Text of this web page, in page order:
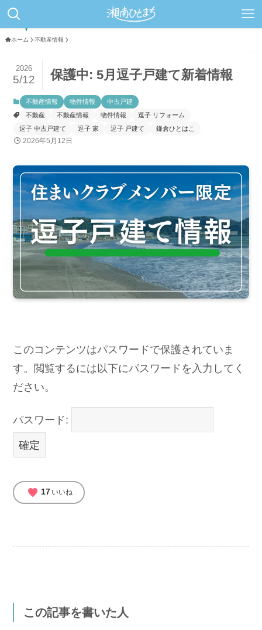
ホーム 不動産情報
保護中: 5月逗子戸建て新着情報
2026
5/12
不動産情報 物件情報
中古戸建
不動産
不動産情報 物件情報
逗子 リフォーム
逗子 中古戸建て
逗子 家 逗子 戸建て 鎌倉ひとはこ
2026年5月12日
このコンテンツはパスワードで保護されていま
す。閲覧するには以下にパスワードを入力してく
ださい。
パスワード:
favorite 17 いいね
この記事を書いた人